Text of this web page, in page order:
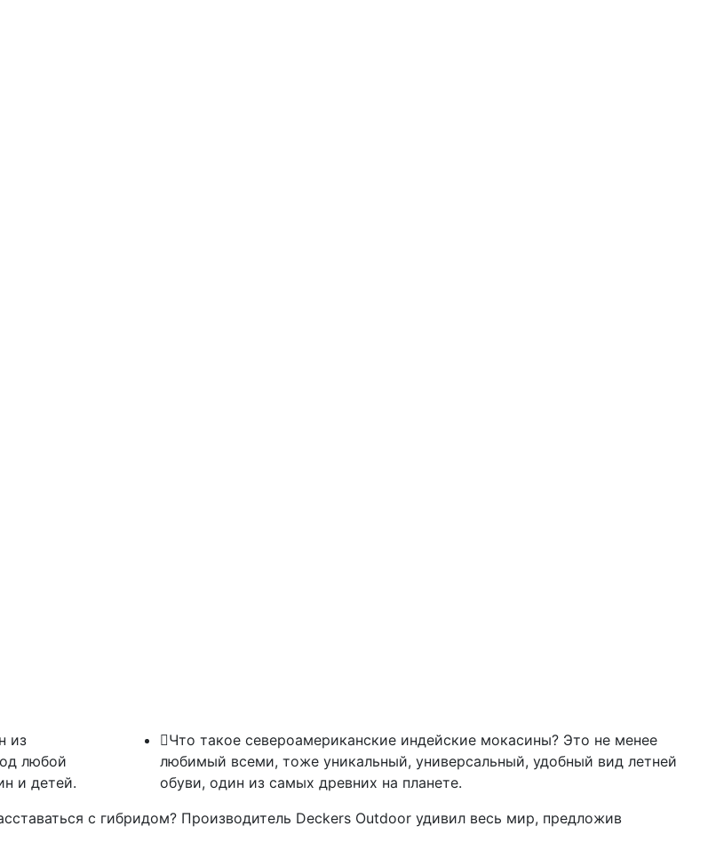
из
любой
и детей.
Что такое североамериканские индейские мокасины? Это не менее
любимый всеми, тоже уникальный, универсальный, удобный вид летней
обуви, один из самых древних на планете.
с гибридом? Производитель Deckers Outdoor удивил весь мир, предложив